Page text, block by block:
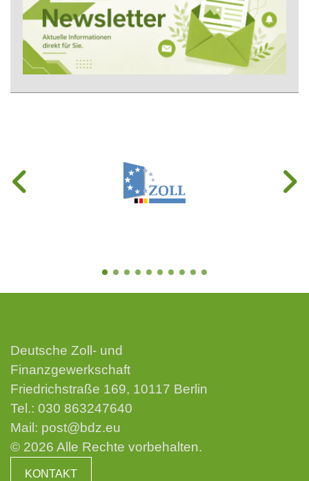
Deutsche Zoll- und
Finanzgewerkschaft
Friedrichstraße 169, 10117 Berlin
Tel.: 030 863247640
Mail: post@bdz.eu
© 2026 Alle Rechte vorbehalten.
KONTAKT